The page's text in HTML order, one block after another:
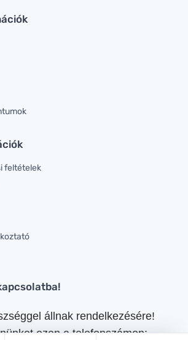
feltételek
állnak rendelkezésére!
ezen a telefonszámon: